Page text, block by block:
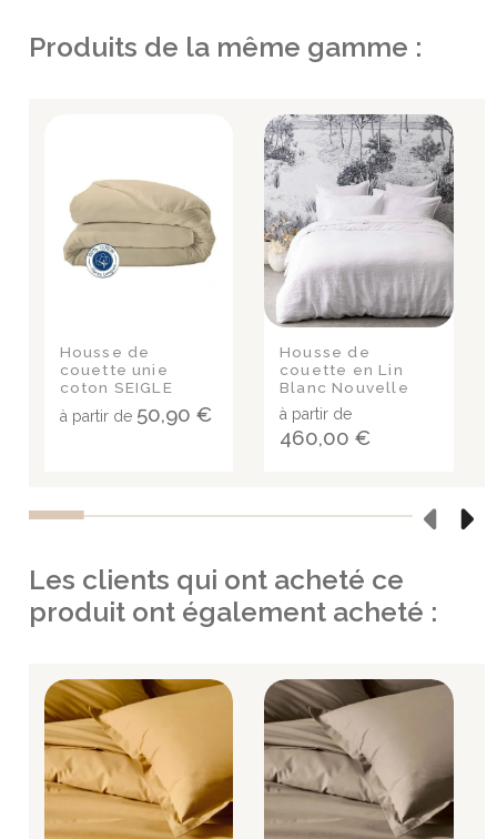
Produits de la même gamme :
Housse de
couette unie
coton SEIGLE
à partir de 50,90 €
Housse de
couette en Lin
Blanc Nouvelle
Vague
à partir de
460,00 €
Les clients qui ont acheté ce
produit ont également acheté :